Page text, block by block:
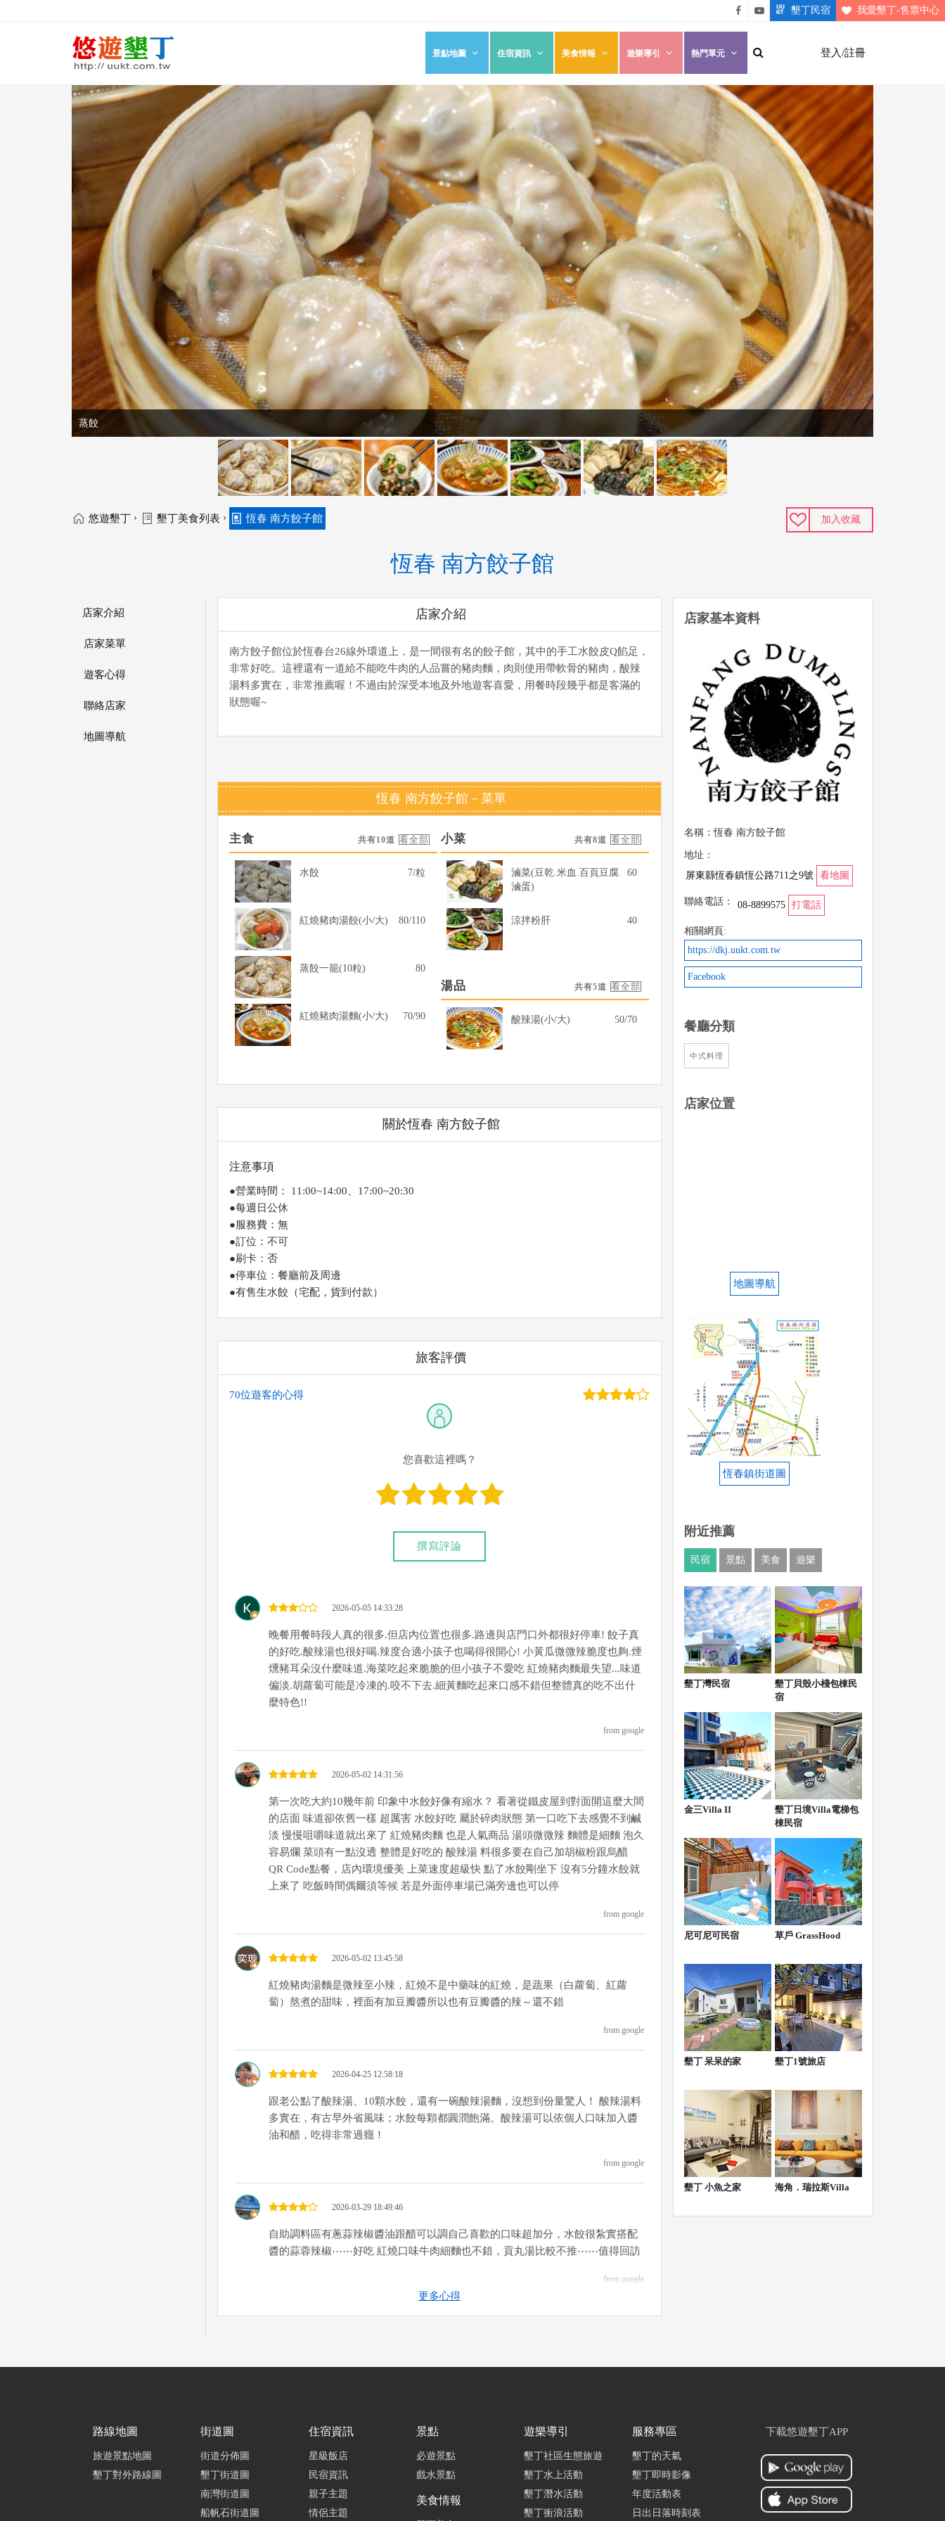
悠遊
墾丁
粉絲
團
墾丁
介紹
墾丁民宿 我愛墾丁-售票中心
登入/註冊
景點地圖 住宿資訊 美食情報 遊樂導引 熱門單元
蒸餃
悠遊墾丁 › 墾丁美食列表 › 恆春 南方餃子館 加入收藏
恆春 南方餃子館
店家介紹
店家菜單
遊客心得
聯絡店家
地圖導航
店家介紹
南方餃子館位於恆春台26線外環道上，是一間很有名的餃子館，其中的手工水餃皮Q餡足，
非常好吃。這裡還有一道給不能吃牛肉的人品嘗的豬肉麵，肉則使用帶軟骨的豬肉，酸辣
湯料多實在，非常推薦喔！不過由於深受本地及外地遊客喜愛，用餐時段幾乎都是客滿的
狀態喔~
恆春 南方餃子館－菜單
主食 共有10道
水餃 7/粒
紅燒豬肉湯餃(小/大) 80/110
蒸餃一籠(10粒) 80
紅燒豬肉湯麵(小/大) 70/90
小菜 共有8道
滷菜(豆乾.米血.百頁豆腐.
滷蛋)
60
涼拌粉肝 40
湯品 共有5道
酸辣湯(小/大) 50/70
關於恆春 南方餃子館
注意事項
●營業時間： 11:00~14:00、17:00~20:30
●每週日公休
●服務費：無
●訂位：不可
●刷卡：否
●停車位：餐廳前及周邊
●有售生水餃（宅配，貨到付款）
旅客評價
70位遊客的心得
您喜歡這裡嗎？
撰寫評論
2026-05-05 14:33:28
晚餐用餐時段人真的很多.但店內位置也很多.路邊與店門口外都很好停車! 餃子真
的好吃.酸辣湯也很好喝.辣度合適小孩子也喝得很開心! 小黃瓜微微辣脆度也夠.煙
燻豬耳朵沒什麼味道.海菜吃起來脆脆的但小孩子不愛吃 紅燒豬肉麵最失望...味道
偏淡.胡蘿蔔可能是冷凍的.咬不下去.細黃麵吃起來口感不錯但整體真的吃不出什
麼特色!!
from google
2026-05-02 14:31:56
第一次吃大約10幾年前 印象中水餃好像有縮水？ 看著從鐵皮屋到對面開這麼大間
的店面 味道卻依舊一樣 超厲害 水餃好吃 屬於碎肉狀態 第一口吃下去感覺不到鹹
淡 慢慢咀嚼味道就出來了 紅燒豬肉麵 也是人氣商品 湯頭微微辣 麵體是細麵 泡久
容易爛 菜頭有一點沒透 整體是好吃的 酸辣湯 料很多要在自己加胡椒粉跟烏醋
QR Code點餐，店內環境優美 上菜速度超級快 點了水餃剛坐下 沒有5分鐘水餃就
上來了 吃飯時間偶爾須等候 若是外面停車場已滿旁邊也可以停
from google
2026-05-02 13:45:58
紅燒豬肉湯麵是微辣至小辣，紅燒不是中藥味的紅燒，是蔬果（白蘿蔔、紅蘿
蔔）熬煮的甜味，裡面有加豆瓣醬所以也有豆瓣醬的辣～還不錯
from google
2026-04-25 12:58:18
跟老公點了酸辣湯、10顆水餃，還有一碗酸辣湯麵，沒想到份量驚人！ 酸辣湯料
多實在，有古早外省風味；水餃每顆都圓潤飽滿。酸辣湯可以依個人口味加入醬
油和醋，吃得非常過癮！
from google
2026-03-29 18:49:46
自助調料區有蔥蒜辣椒醬油跟醋可以調自己喜歡的口味超加分，水餃很紮實搭配
醬的蒜蓉辣椒⋯⋯好吃 紅燒口味牛肉細麵也不錯，貢丸湯比較不推⋯⋯值得回訪
from google
道沒到位 不酸不辣 小菜豆乾香，海帶也軟，米血好吃
2026-01-12 13:49:02
亮。 旅遊中可以解決溫飽的好地方。小菜 當地名產海帶 很好吃。必點哦。
from google
更多心得
店家基本資料
名稱：恆春 南方餃子館
地址：
屏東縣恆春鎮恆公路711之9號 看地圖
聯絡電話： 08-8899575 打電話
相關網頁:
https://dkj.uukt.com.tw
Facebook
餐廳分類
中式料理
店家位置
地圖導航
恆春鎮街道圖
附近推薦
民宿 景點 美食 遊樂
墾丁灣民宿
墾丁貝殼小棧包棟民
宿
金三Villa II
墾丁日境Villa電梯包
棟民宿
尼可尼可民宿 草戶 GrassHood
墾丁 呆呆的家 墾丁1號旅店
墾丁 小魚之家 海角．瑞拉斯Villa
路線地圖
旅遊景點地圖
墾丁對外路線圖
街道圖
街道分佈圖
墾丁街道圖
南灣街道圖
船帆石街道圖
住宿資訊
星級飯店
民宿資訊
親子主題
情侶主題
景點
必遊景點
戲水景點
美食情報
遊樂導引
墾丁社區生態旅遊
墾丁水上活動
墾丁潛水活動
墾丁衝浪活動
服務專區
墾丁的天氣
墾丁即時影像
年度活動表
日出日落時刻表
下載悠遊墾丁APP